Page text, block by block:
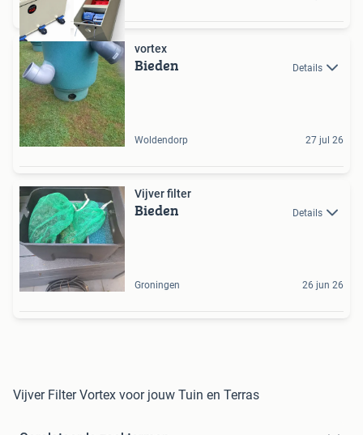
vortex
Bieden Details
Woldendorp 27 jul 26
Vijver filter
Bieden Details
Groningen 26 jun 26
Vijver Filter Vortex voor jouw Tuin en Terras